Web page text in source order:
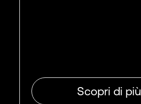
Scopri di più